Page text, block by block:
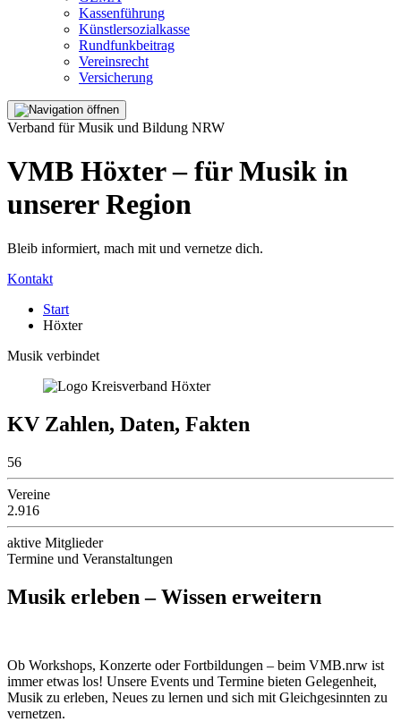
Kassenführung
Künstlersozialkasse
Rundfunkbeitrag
Vereinsrecht
Versicherung
Verband für Musik und Bildung NRW
VMB Höxter – für Musik in
unserer Region
Bleib informiert, mach mit und vernetze dich.
Kontakt
Start
Höxter
Musik verbindet
KV Zahlen, Daten, Fakten
56
Vereine
2.916
aktive Mitglieder
Termine und Veranstaltungen
Musik erleben – Wissen erweitern
Ob Workshops, Konzerte oder Fortbildungen – beim VMB.nrw ist
immer etwas los! Unsere Events und Termine bieten Gelegenheit,
Musik zu erleben, Neues zu lernen und sich mit Gleichgesinnten zu
vernetzen.